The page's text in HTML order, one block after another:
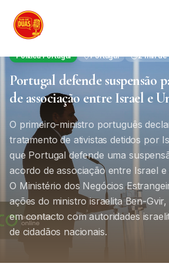
Política Portugal Portugal 2min de
Portugal defende suspensão
de associação entre Israel e
O primeiro-ministro português
tratamento de ativistas detidos por
que Portugal defende uma
acordo de associação entre Israel
O Ministério dos Negócios
ações do ministro israelita Ben-
em contacto com autoridades
de cidadãos nacionais.